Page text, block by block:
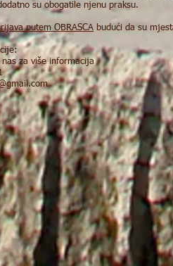
su obogatile njenu praksu.
putem OBRASCA budući da su
za više informacija